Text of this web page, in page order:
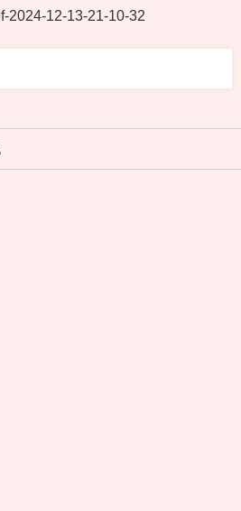
2024-12-13-21-10-32